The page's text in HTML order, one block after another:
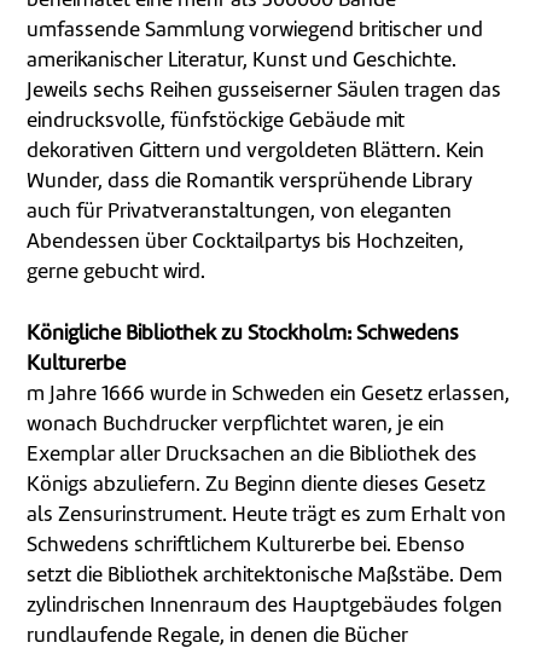
umfassende Sammlung vorwiegend britischer und
amerikanischer Literatur, Kunst und Geschichte.
Jeweils sechs Reihen gusseiserner Säulen tragen das
eindrucksvolle, fünfstöckige Gebäude mit
dekorativen Gittern und vergoldeten Blättern. Kein
Wunder, dass die Romantik versprühende Library
auch für Privatveranstaltungen, von eleganten
Abendessen über Cocktailpartys bis Hochzeiten,
gerne gebucht wird.
Königliche Bibliothek zu Stockholm: Schwedens
Kulturerbe
m Jahre 1666 wurde in Schweden ein Gesetz erlassen,
wonach Buchdrucker verpflichtet waren, je ein
Exemplar aller Drucksachen an die Bibliothek des
Königs abzuliefern. Zu Beginn diente dieses Gesetz
als Zensurinstrument. Heute trägt es zum Erhalt von
Schwedens schriftlichem Kulturerbe bei. Ebenso
setzt die Bibliothek architektonische Maßstäbe. Dem
zylindrischen Innenraum des Hauptgebäudes folgen
rundlaufende Regale, in denen die Bücher